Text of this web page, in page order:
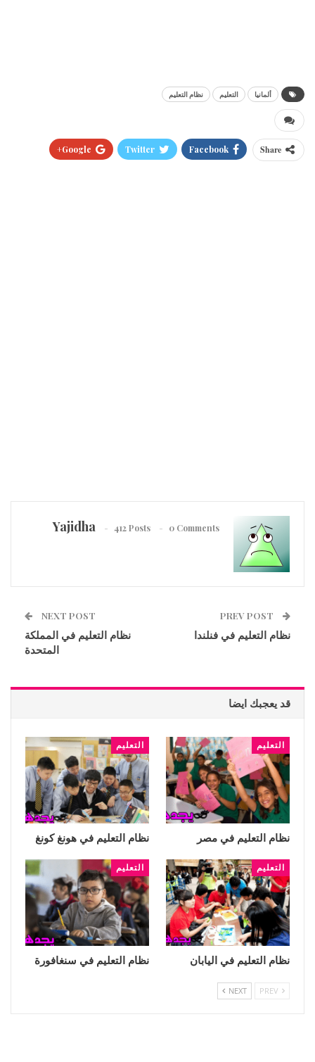
ألمانيا التعليم نظام التعليم
Share
Facebook
Twitter
Google+
Yajidha 412 Posts 0 Comments
نظام التعليم في فنلندا
NEXT POST
نظام التعليم في المملكة
المتحدة
قد يعجبك ايضا
التعليم
نظام التعليم في مصر
التعليم
نظام التعليم في هونغ كونغ
التعليم
نظام التعليم في اليابان
التعليم
نظام التعليم في سنغافورة
NEXT